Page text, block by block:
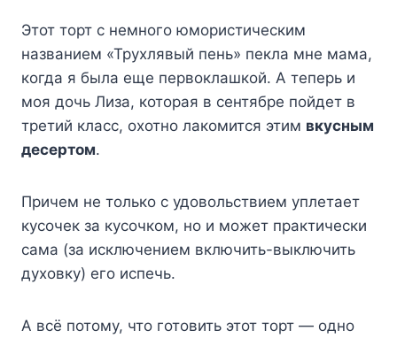
Этот торт с немного юмористическим
названием «Трухлявый пень» пекла мне мама,
когда я была еще первоклашкой. А теперь и
моя дочь Лиза, которая в сентябре пойдет в
третий класс, охотно лакомится этим вкусным
десертом.
Причем не только с удовольствием уплетает
кусочек за кусочком, но и может практически
сама (за исключением включить-выключить
духовку) его испечь.
А всё потому, что готовить этот торт — одно